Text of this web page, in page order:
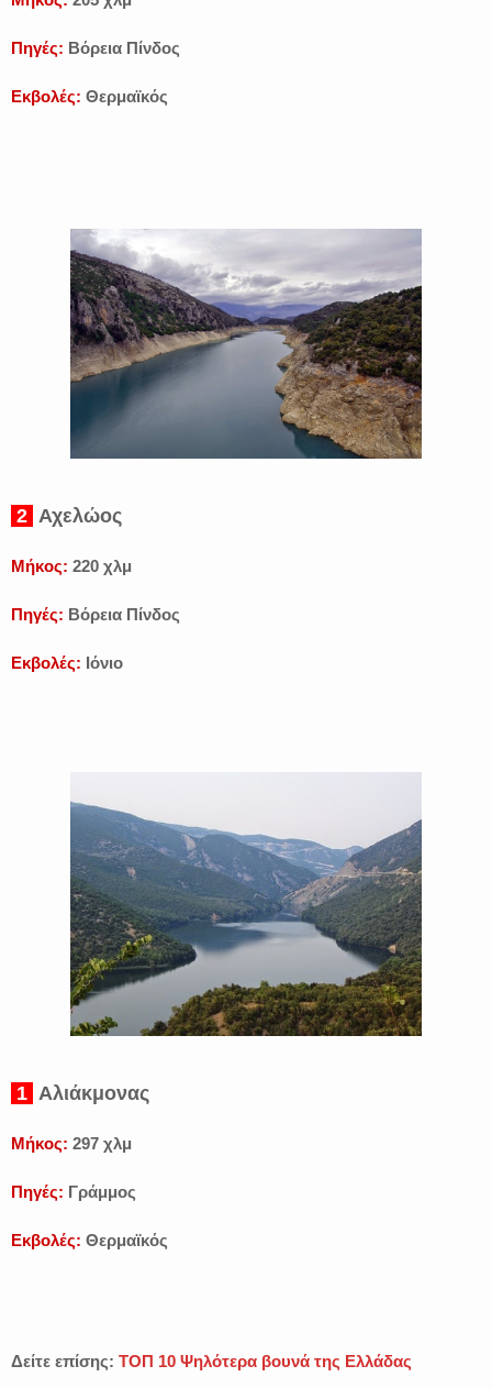
Πηγές: Βόρεια Πίνδος
Εκβολές: Θερμαϊκός
2 Αχελώος
Μήκος: 220 χλμ
Πηγές: Βόρεια Πίνδος
Εκβολές: Ιόνιο
1 Αλιάκμονας
Μήκος: 297 χλμ
Πηγές: Γράμμος
Εκβολές: Θερμαϊκός
Δείτε επίσης: ΤΟΠ 10 Ψηλότερα βουνά της Ελλάδας